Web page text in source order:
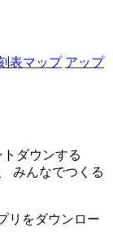
表マップ アップ
ダウンする
みんなでつくる
リをダウンロー